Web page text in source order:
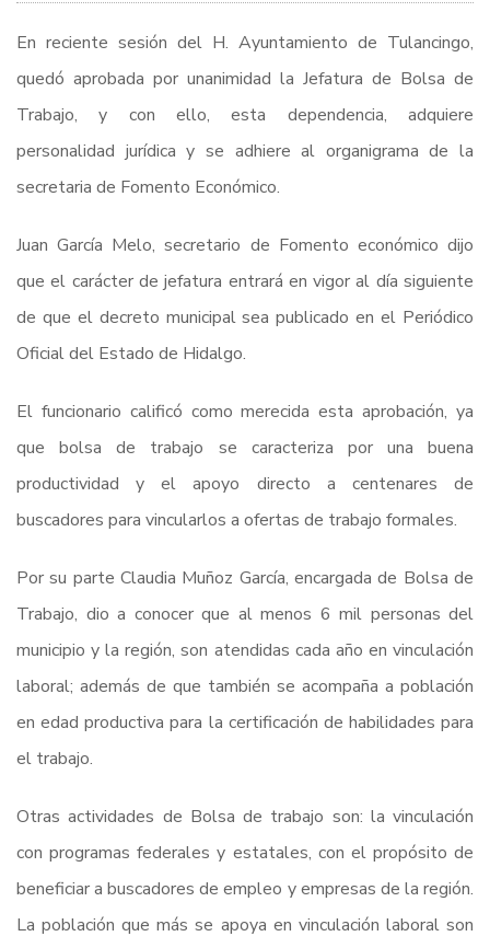
En reciente sesión del H. Ayuntamiento de Tulancingo,
quedó aprobada por unanimidad la Jefatura de Bolsa de
Trabajo, y con ello, esta dependencia, adquiere
personalidad jurídica y se adhiere al organigrama de la
secretaria de Fomento Económico.
Juan García Melo, secretario de Fomento económico dijo
que el carácter de jefatura entrará en vigor al día siguiente
de que el decreto municipal sea publicado en el Periódico
Oficial del Estado de Hidalgo.
El funcionario calificó como merecida esta aprobación, ya
que bolsa de trabajo se caracteriza por una buena
productividad y el apoyo directo a centenares de
buscadores para vincularlos a ofertas de trabajo formales.
Por su parte Claudia Muñoz García, encargada de Bolsa de
Trabajo, dio a conocer que al menos 6 mil personas del
municipio y la región, son atendidas cada año en vinculación
laboral; además de que también se acompaña a población
en edad productiva para la certificación de habilidades para
el trabajo.
Otras actividades de Bolsa de trabajo son: la vinculación
con programas federales y estatales, con el propósito de
beneficiar a buscadores de empleo y empresas de la región.
La población que más se apoya en vinculación laboral son